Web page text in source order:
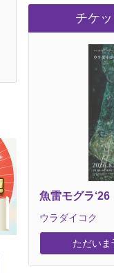
上野ストアハウス（東京
チケ
魚雷モグラ‘26
ウラダイコク
ただい